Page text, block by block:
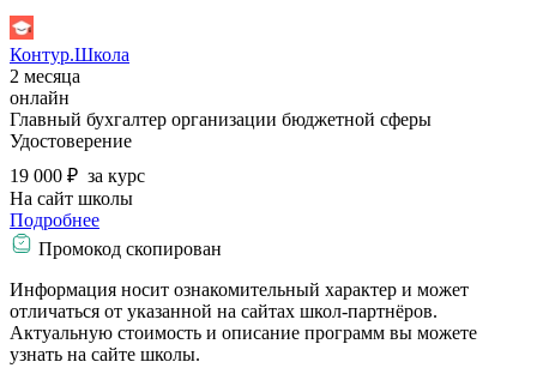
Контур.Школа
2 месяца
онлайн
Главный бухгалтер организации бюджетной сферы
Удостоверение
19 000 ₽ за курс
На сайт школы
Подробнее
Промокод скопирован
Информация носит ознакомительный характер и может
отличаться от указанной на сайтах школ-партнёров.
Актуальную стоимость и описание программ вы можете
узнать на сайте школы.